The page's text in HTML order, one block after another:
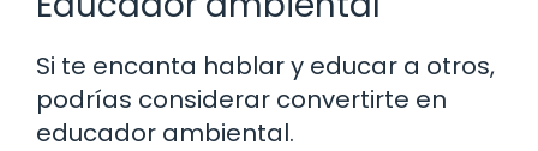
Si te encanta hablar y educar a otros,
podrías considerar convertirte en
educador ambiental.